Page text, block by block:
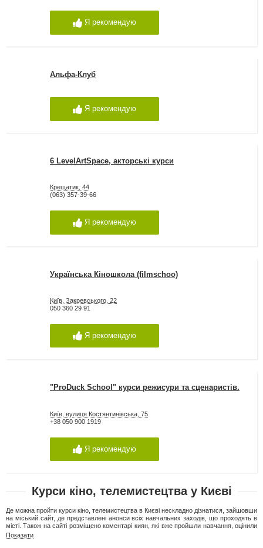
Я рекомендую
Альфа-Клуб
Я рекомендую
6 LevelArtSpacе, акторські курси
Крещатик, 44
(063) 357-39-66
Я рекомендую
Українська Кіношкола (filmschoo)
Київ, Закревського, 22
050 360 29 91
Я рекомендую
"ProDuck School" курси режисури та сценаристів.
Київ, вулиця Костянтинівська, 75
+38 050 900 1919
Я рекомендую
Курси кіно, телемистецтва у Києві
Де можна пройти курси кіно, телемистецтва в Києві нескладно дізнатися, зайшовши
на міський сайт, де представлені анонси всіх навчальних заходів, що проходять в
місті. Також на сайті розміщено коментарі киян, які вже пройшли навчання, оцінили
насиченість запропонованої ним навчальної програми, кваліфікацію викладачів.
Показати